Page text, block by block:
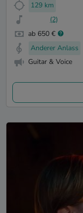
129 km
(2)
ab 650 €
Anderer Anlass
Guitar & Voice